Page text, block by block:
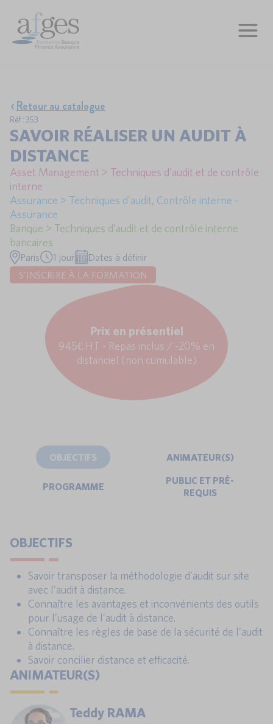
Retour au catalogue
Réf : 353
SAVOIR RÉALISER UN AUDIT À
DISTANCE
Asset Management > Techniques d'audit et de contrôle
interne
Assurance > Techniques d'audit, Contrôle interne -
Assurance
Banque > Techniques d’audit et de contrôle interne
bancaires
Paris 1 jour
Dates à définir
S'INSCRIRE À LA FORMATION
Prix en présentiel
945€ HT - Repas inclus / -20% en
distanciel (non cumulable)
OBJECTIFS ANIMATEUR(S)
PROGRAMME
PUBLIC ET PRÉ-
REQUIS
OBJECTIFS
Savoir transposer la méthodologie d’audit sur site
avec l’audit à distance.
Connaître les avantages et inconvénients des outils
pour l’usage de l’audit à distance.
Connaître les règles de base de la sécurité de l’audit
à distance.
Savoir concilier distance et efficacité.
ANIMATEUR(S)
Teddy RAMA